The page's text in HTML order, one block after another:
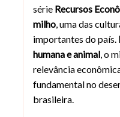
série Recursos
milho, uma das
importantes do país.
humana e animal, o
relevância
fundamental no
brasileira.